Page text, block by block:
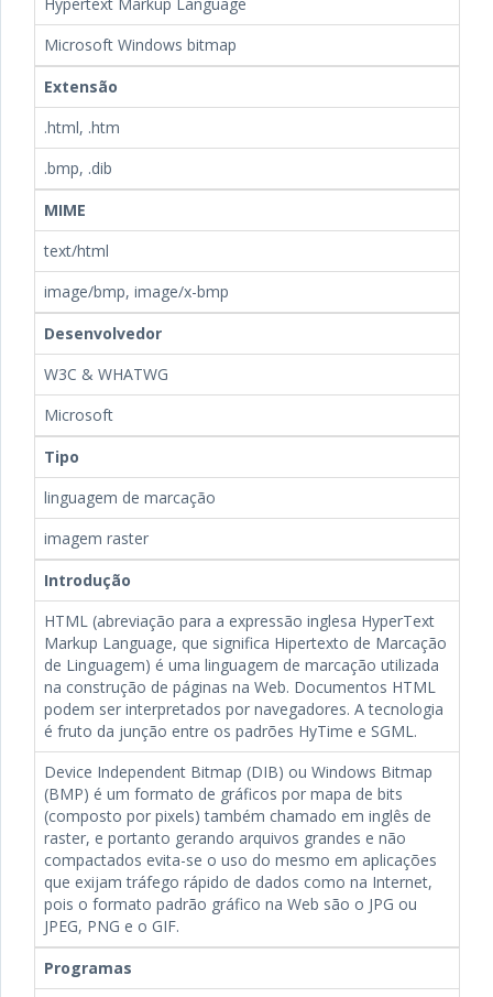
Microsoft Windows bitmap
Extensão
.html, .htm
.bmp, .dib
MIME
text/html
image/bmp, image/x-bmp
Desenvolvedor
W3C & WHATWG
Microsoft
Tipo
linguagem de marcação
imagem raster
Introdução
HTML (abreviação para a expressão inglesa HyperText
Markup Language, que significa Hipertexto de Marcação
de Linguagem) é uma linguagem de marcação utilizada
na construção de páginas na Web. Documentos HTML
podem ser interpretados por navegadores. A tecnologia
é fruto da junção entre os padrões HyTime e SGML.
Device Independent Bitmap (DIB) ou Windows Bitmap
(BMP) é um formato de gráficos por mapa de bits
(composto por pixels) também chamado em inglês de
raster, e portanto gerando arquivos grandes e não
compactados evita-se o uso do mesmo em aplicações
que exijam tráfego rápido de dados como na Internet,
pois o formato padrão gráfico na Web são o JPG ou
JPEG, PNG e o GIF.
Programas